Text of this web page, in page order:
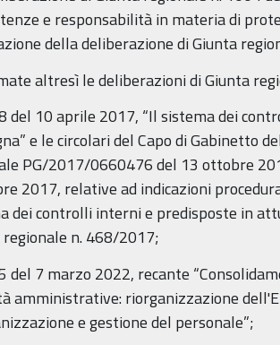
e responsabilità in materia di
della deliberazione di Giunta
altresì le deliberazioni di Giunta
del 10 aprile 2017, “Il sistema dei
e le circolari del Capo di Gabinetto
PG/2017/0660476 del 13 ottobre
2017, relative ad indicazioni
dei controlli interni e predisposte in
n. 468/2017;
del 7 marzo 2022, recante
amministrative: riorganizzazione
e gestione del personale”;